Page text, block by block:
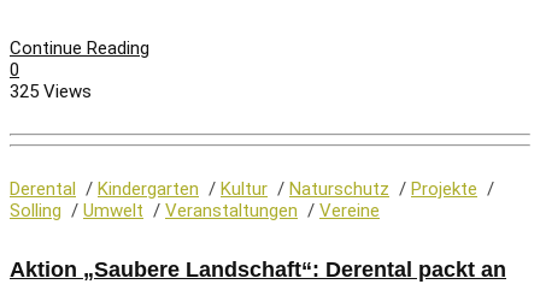
Continue Reading
0
325 Views
Derental / Kindergarten / Kultur / Naturschutz / Projekte /
Solling / Umwelt / Veranstaltungen / Vereine
Aktion „Saubere Landschaft“: Derental packt an